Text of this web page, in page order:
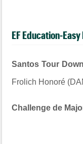
EF Education-
Santos Tour
Frolich Honoré
Challenge de